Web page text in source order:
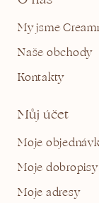
My jsme
Naše obchody
Kontakty
Můj účet
Moje
Moje dobropisy
Moje adresy